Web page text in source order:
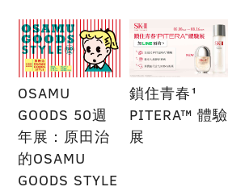
OSAMU
GOODS 50週
年展：原田治
的OSAMU
GOODS STYLE
鎖住青春¹
PITERA™ 體驗
展